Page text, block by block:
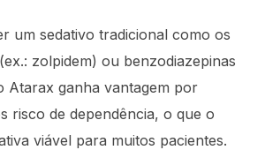
um sedativo tradicional como os
zolpidem) ou benzodiazepinas
Atarax ganha vantagem por
risco de dependência, o que o
viável para muitos pacientes.